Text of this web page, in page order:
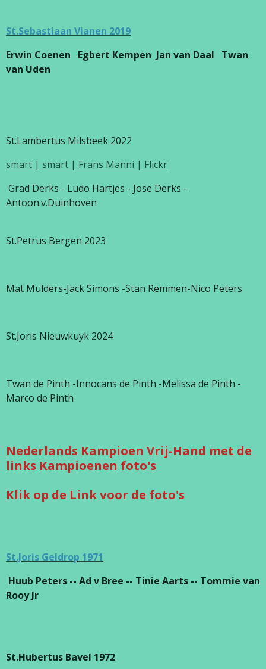
St.Sebastiaan Vianen 2019
Erwin Coenen Egbert Kempen Jan van Daal Twan
van Uden
St.Lambertus Milsbeek 2022
smart | smart | Frans Manni | Flickr
Grad Derks - Ludo Hartjes - Jose Derks -
Antoon.v.Duinhoven
St.Petrus Bergen 2023
Mat Mulders-Jack Simons -Stan Remmen-Nico Peters
St.Joris Nieuwkuyk 2024
Twan de Pinth -Innocans de Pinth -Melissa de Pinth -
Marco de Pinth
Nederlands Kampioen Vrij-Hand met de
links Kampioenen foto's
Klik op de Link voor de foto's
St.Joris Geldrop 1971
Huub Peters -- Ad v Bree -- Tinie Aarts -- Tommie van
Rooy Jr
St.Hubertus Bavel 1972